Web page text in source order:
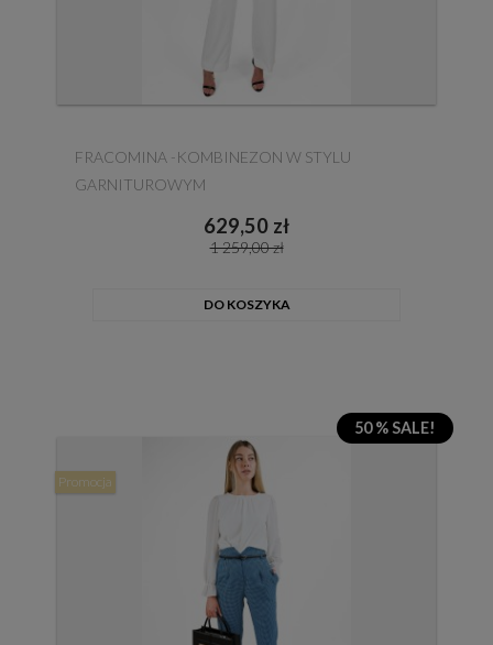
FRACOMINA -KOMBINEZON W STYLU
GARNITUROWYM
629,50 zł
1 259,00 zł
DO KOSZYKA
50 % SALE!
Promocja